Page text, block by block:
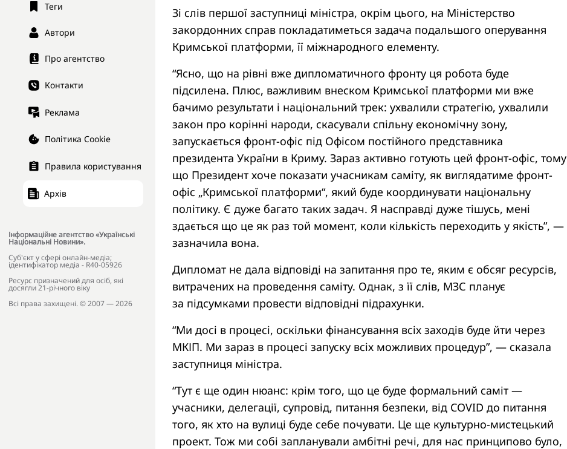
Теги
Автори
Про агентство
Контакти
Реклама
Політика Cookie
Правила користування
Архів
Інформаційне агентство «Українські
Національні Новини».
Cуб'єкт у сфері онлайн-медіа;
ідентифікатор медіа - R40-05926
Ресурс призначений для осіб, які
досягли 21-річного віку
Всі права захищені. © 2007 — 2026
Зі слів першої заступниці міністра, окрім цього, на Міністерство
закордонних справ покладатиметься задача подальшого оперування
Кримської платформи, її міжнародного елементу.
“Ясно, що на рівні вже дипломатичного фронту ця робота буде
підсилена. Плюс, важливим внеском Кримської платформи ми вже
бачимо результати і національний трек: ухвалили стратегію, ухвалили
закон про корінні народи, скасували спільну економічну зону,
запускається фронт-офіс під Офісом постійного представника
президента України в Криму. Зараз активно готують цей фронт-офіс, тому
що Президент хоче показати учасникам саміту, як виглядатиме фронт-
офіс „Кримської платформи“, який буде координувати національну
політику. Є дуже багато таких задач. Я насправді дуже тішусь, мені
здається що це як раз той момент, коли кількість переходить у якість”, —
зазначила вона.
Дипломат не дала відповіді на запитання про те, яким є обсяг ресурсів,
витрачених на проведення саміту. Однак, з її слів, МЗС планує
за підсумками провести відповідні підрахунки.
“Ми досі в процесі, оскільки фінансування всіх заходів буде йти через
МКІП. Ми зараз в процесі запуску всіх можливих процедур”, — сказала
заступниця міністра.
“Тут є ще один нюанс: крім того, що це буде формальний саміт —
учасники, делегації, супровід, питання безпеки, від COVID до питання
того, як хто на вулиці буде себе почувати. Це ще культурно-мистецький
проект. Тож ми собі запланували амбітні речі, для нас принципово було,